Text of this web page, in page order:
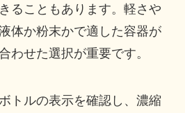
ることもあります。軽さや
体か粉末かで適した容器が
わせた選択が重要です。
トルの表示を確認し、濃縮